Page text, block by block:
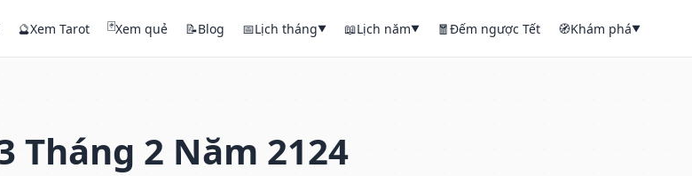
🔮Xem Tarot 🃏Xem quẻ 📝Blog 📅Lịch tháng▼ 📖Lịch năm▼ 🧧Đếm ngược Tết 🧭Khám phá▼
Tháng 2 Năm 2124